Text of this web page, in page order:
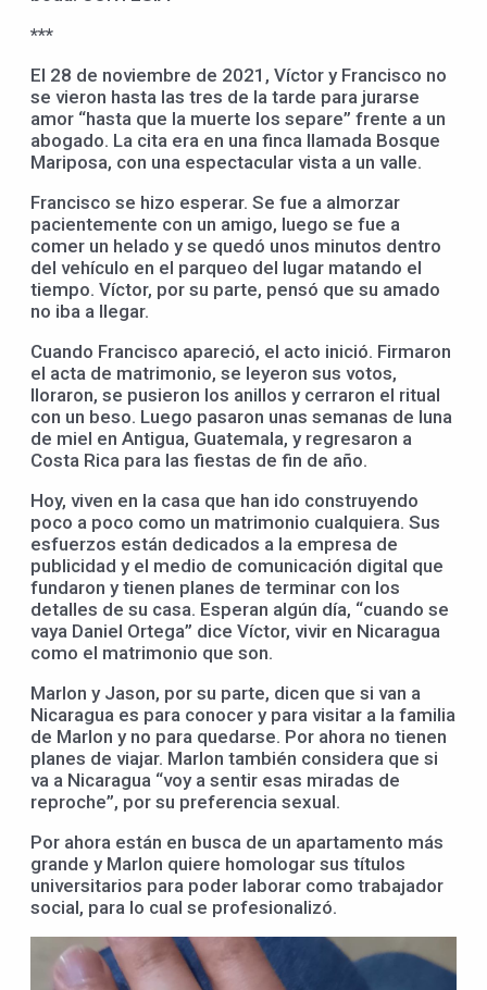
***
El 28 de noviembre de 2021, Víctor y Francisco no
se vieron hasta las tres de la tarde para jurarse
amor “hasta que la muerte los separe” frente a un
abogado. La cita era en una finca llamada Bosque
Mariposa, con una espectacular vista a un valle.
Francisco se hizo esperar. Se fue a almorzar
pacientemente con un amigo, luego se fue a
comer un helado y se quedó unos minutos dentro
del vehículo en el parqueo del lugar matando el
tiempo. Víctor, por su parte, pensó que su amado
no iba a llegar.
Cuando Francisco apareció, el acto inició. Firmaron
el acta de matrimonio, se leyeron sus votos,
lloraron, se pusieron los anillos y cerraron el ritual
con un beso. Luego pasaron unas semanas de luna
de miel en Antigua, Guatemala, y regresaron a
Costa Rica para las fiestas de fin de año.
Hoy, viven en la casa que han ido construyendo
poco a poco como un matrimonio cualquiera. Sus
esfuerzos están dedicados a la empresa de
publicidad y el medio de comunicación digital que
fundaron y tienen planes de terminar con los
detalles de su casa. Esperan algún día, “cuando se
vaya Daniel Ortega” dice Víctor, vivir en Nicaragua
como el matrimonio que son.
Marlon y Jason, por su parte, dicen que si van a
Nicaragua es para conocer y para visitar a la familia
de Marlon y no para quedarse. Por ahora no tienen
planes de viajar. Marlon también considera que si
va a Nicaragua “voy a sentir esas miradas de
reproche”, por su preferencia sexual.
Por ahora están en busca de un apartamento más
grande y Marlon quiere homologar sus títulos
universitarios para poder laborar como trabajador
social, para lo cual se profesionalizó.